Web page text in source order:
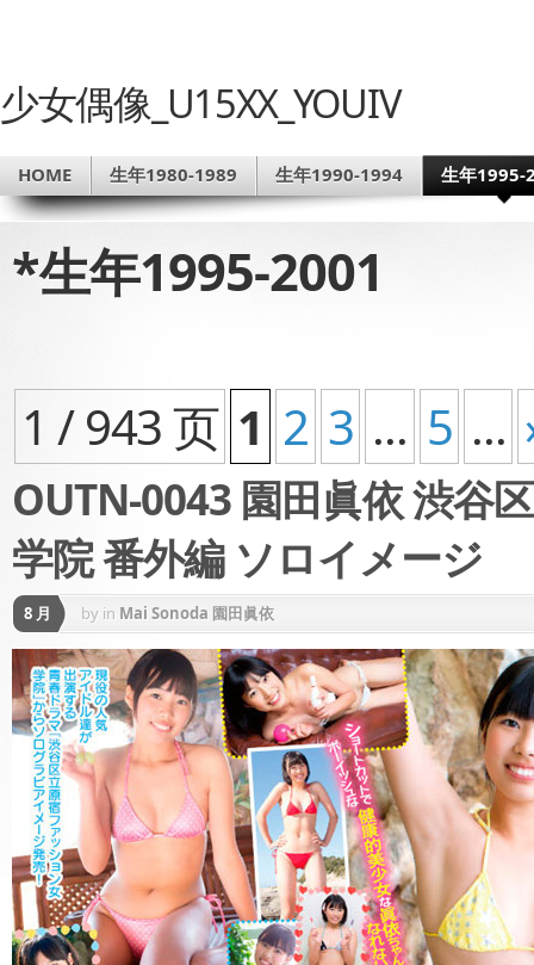
少女偶像_U15XX_YOUIV
HOME 生年1980-1989 生年1990-1994 生年1995-
*生年1995-2001
1 / 943 页 1 2 3 ... 5 ...
OUTN-0043 園田眞依 渋谷
学院 番外編 ソロイメージ
8 月 by in Mai Sonoda 園田眞依